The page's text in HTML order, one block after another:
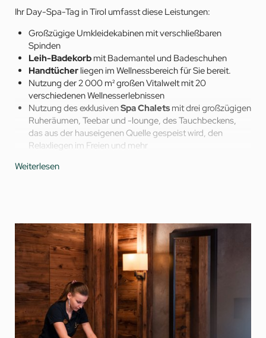
Ihr Day-Spa-Tag in Tirol umfasst diese Leistungen:
Großzügige Umkleidekabinen mit verschließbaren
Spinden
Leih-Badekorbmit Bademantel und Badeschuhen
Handtücher liegen im Wellnessbereich für Sie bereit.
Nutzung der 2 000 m² großen Vitalwelt mit 20
verschiedenen Wellnesserlebnissen
Nutzung des exklusivenSpa Chaletsmit drei großzügigen
Ruheräumen, Teebar und -lounge, des Tauchbeckens,
das aus der hauseigenen Quelle gespeist wird, den
Relaxliegen im Freien und mehr
Geräten
Tiroler Himmel
Lesestoff in derSpa-Bibliothek
Alkoholfreie Erfrischungsgetränke, große Teeauswahl und
alkoholfreies Bier zum Selbstzapfen an der Vitalbar
Für den süßen Zahn – kleine, feineKuchenauswahl
Nachmittag (exkl. Tee oder Kaffee)
KostenloserParkplatz
Weiterlesen